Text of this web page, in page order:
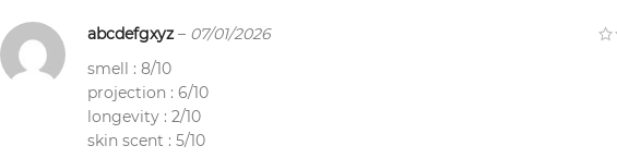
abcdefgxyz– 07/01/2026
smell : 8/10
projection : 6/10
longevity : 2/10
skin scent : 5/10